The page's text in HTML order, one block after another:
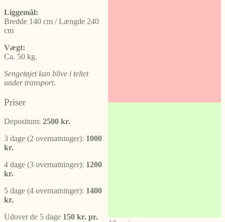
Liggemål:
Bredde 140 cm / Længde 240
cm
Vægt:
Ca. 50 kg.
Sengetøjet kan blive i teltet
under transport.
Priser
Depositum: 2500 kr.
3 dage (2 overnatninger): 1000
kr.
4 dage (3 overnatninger): 1200
kr.
5 dage (4 overnatninger): 1400
kr.
Udover de 5 dage 150 kr. pr.